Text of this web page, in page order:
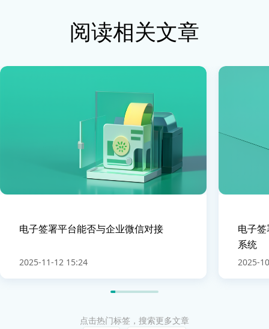
阅读相关文章
电子签署平台能否与企业微信对接
2025-11-12 15:24
电子
系统
2025-
点击热门标签，搜索更多文章